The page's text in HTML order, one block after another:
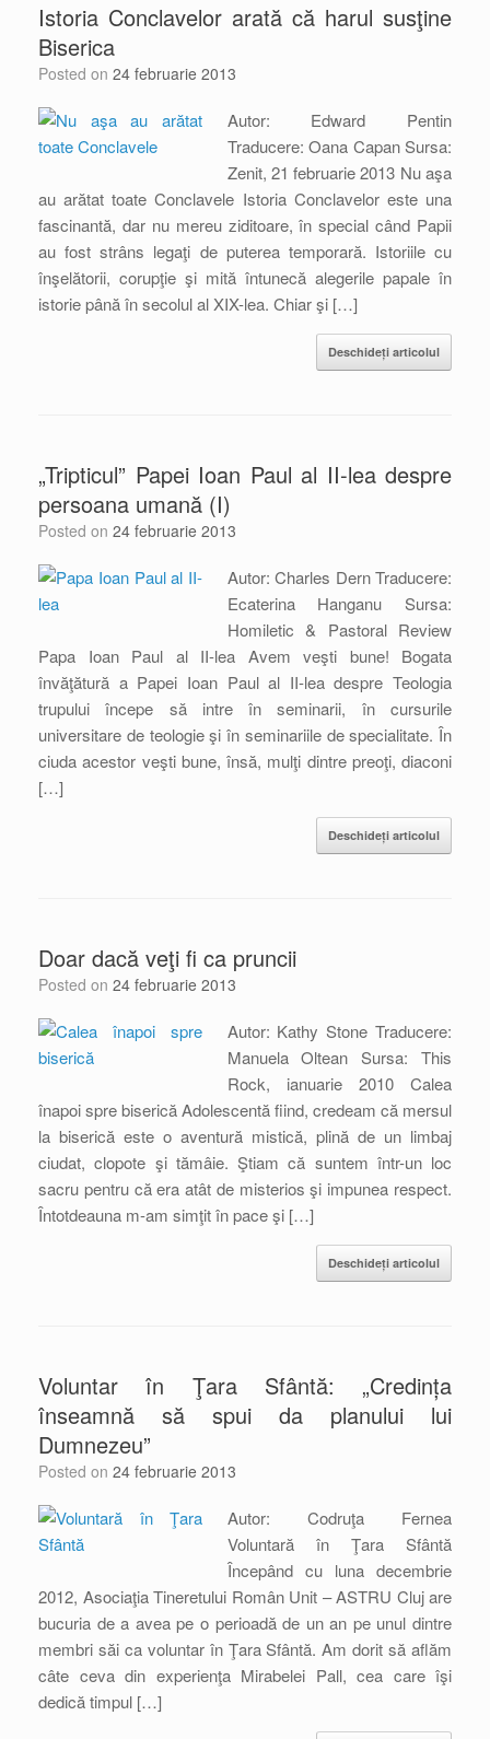
Istoria Conclavelor arată că harul susţine
Biserica
Posted on 24 februarie 2013
Autor: Edward Pentin
Traducere: Oana Capan Sursa:
Zenit, 21 februarie 2013 Nu aşa
au arătat toate Conclavele Istoria Conclavelor este una
fascinantă, dar nu mereu ziditoare, în special când Papii
au fost strâns legaţi de puterea temporară. Istoriile cu
înşelătorii, corupţie şi mită întunecă alegerile papale în
istorie până în secolul al XIX-lea. Chiar şi […]
Deschideți articolul
„Tripticul” Papei Ioan Paul al II-lea despre
persoana umană (I)
Posted on 24 februarie 2013
Autor: Charles Dern Traducere:
Ecaterina Hanganu Sursa:
Homiletic & Pastoral Review
Papa Ioan Paul al II-lea Avem veşti bune! Bogata
învăţătură a Papei Ioan Paul al II-lea despre Teologia
trupului începe să intre în seminarii, în cursurile
universitare de teologie şi în seminariile de specialitate. În
ciuda acestor veşti bune, însă, mulţi dintre preoţi, diaconi
[…]
Deschideți articolul
Doar dacă veţi fi ca pruncii
Posted on 24 februarie 2013
Autor: Kathy Stone Traducere:
Manuela Oltean Sursa: This
Rock, ianuarie 2010 Calea
înapoi spre biserică Adolescentă fiind, credeam că mersul
la biserică este o aventură mistică, plină de un limbaj
ciudat, clopote şi tămâie. Ştiam că suntem într-un loc
sacru pentru că era atât de misterios şi impunea respect.
Întotdeauna m-am simţit în pace şi […]
Deschideți articolul
Voluntar în Ţara Sfântă: „Credința
înseamnă să spui da planului lui
Dumnezeu”
Posted on 24 februarie 2013
Autor: Codruţa Fernea
Voluntară în Ţara Sfântă
Începând cu luna decembrie
2012, Asociaţia Tineretului Român Unit – ASTRU Cluj are
bucuria de a avea pe o perioadă de un an pe unul dintre
membri săi ca voluntar în Ţara Sfântă. Am dorit să aflăm
câte ceva din experienţa Mirabelei Pall, cea care îşi
dedică timpul […]